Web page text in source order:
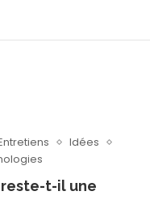
Idées
t-il une